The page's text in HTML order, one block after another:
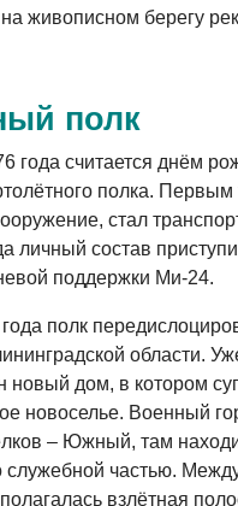
живописном берегу
полк
года считается днём
полка.
стал
личный состав
поддержки Ми-24.
полк
области.
новый дом, в котором
новоселье. Военный
– Южный, там
служебной частью.
взлётная